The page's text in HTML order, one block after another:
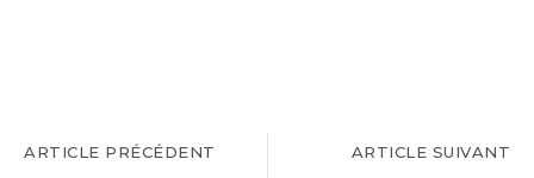
ARTICLE PRÉCÉDENT ARTICLE SUIVANT